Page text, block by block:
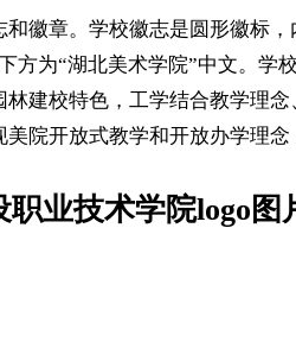
徽章。学校徽志是圆形徽标
方为“湖北美术学院”中文。学
林建校特色，工学结合教学理
院开放式教学和开放办学理
业技术学院logo图